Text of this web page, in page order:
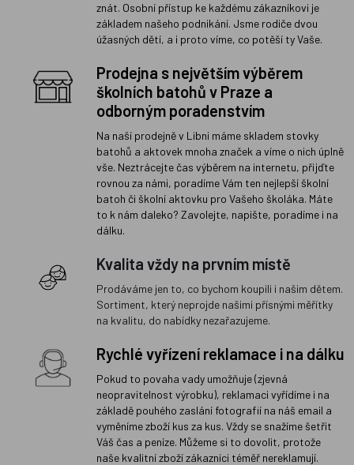
znát. Osobní přístup ke každému zákazníkovi je
základem našeho podnikání. Jsme rodiče dvou
úžasných dětí, a i proto víme, co potěší ty Vaše.
Prodejna s největším výběrem
školních batohů v Praze a
odborným poradenstvím
Na naší prodejně v Libni máme skladem stovky
batohů a aktovek mnoha značek a víme o nich úplně
vše. Neztrácejte čas výběrem na internetu, přijďte
rovnou za námi, poradíme Vám ten nejlepší školní
batoh či školní aktovku pro Vašeho školáka. Máte
to k nám daleko? Zavolejte, napište, poradíme i na
dálku.
Kvalita vždy na prvním místě
Prodáváme jen to, co bychom koupili i našim dětem.
Sortiment, který neprojde našimi přísnými měřítky
na kvalitu, do nabídky nezařazujeme.
Rychlé vyřízení reklamace i na dálku
Pokud to povaha vady umožňuje (zjevná
neopravitelnost výrobku), reklamaci vyřídíme i na
základě pouhého zaslání fotografií na náš email a
vyměníme zboží kus za kus. Vždy se snažíme šetřit
Váš čas a peníze. Můžeme si to dovolit, protože
naše kvalitní zboží zákazníci téměř nereklamují.